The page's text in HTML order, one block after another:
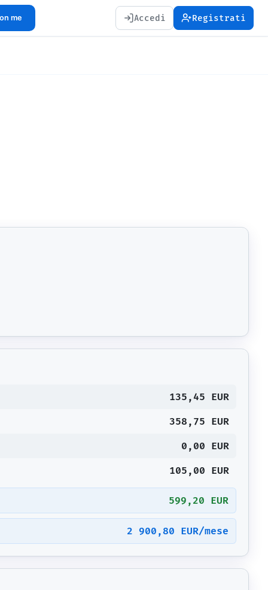
Accedi Registrati
me
135,45 EUR
358,75 EUR
0,00 EUR
105,00 EUR
599,20 EUR
2 900,80 EUR/mese